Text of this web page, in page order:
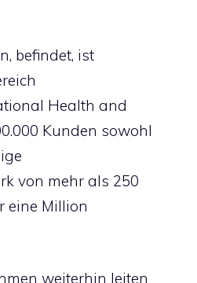
befindet, ist
Health and
Kunden sowohl
von mehr als 250
eine Million
weiterhin leiten